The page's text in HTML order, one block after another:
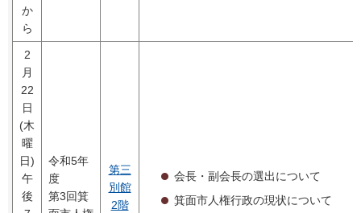
か
ら
2
月
22
日
(木
曜
日)
午
後
令和5年
度
第3回箕
第三
別館
2階
会長・副会長の選出について
箕面市人権行政の現状について